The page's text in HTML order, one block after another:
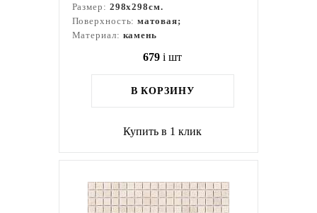
Размер: 298x298см.
Поверхность:матовая;
Материал: камень
679 i шт
В КОРЗИНУ
Купить в 1 клик